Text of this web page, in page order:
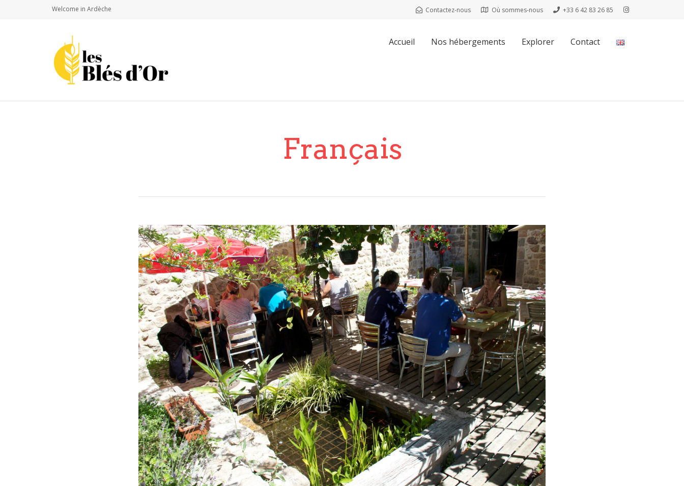
Welcome in Ardèche Contactez-nous Où sommes-nous +33 6 42 83 26 85
Accueil Nos hébergements Explorer Contact
Français